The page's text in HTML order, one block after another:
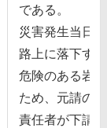
である。
災害発⽣当⽇
路上に落下する
危険のある岩
ため、元請の
責任者が下請